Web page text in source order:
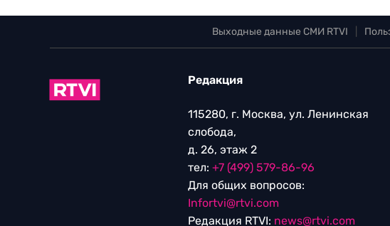
Выходные данные СМИ RTVI
Редакция
115280, г. Москва, ул. Ленинская
слобода,
д. 26, этаж 2
тел: +7 (499) 579-86-96
Для общих вопросов:
Infortvi@rtvi.com
Редакция RTVI: news@rtvi.com